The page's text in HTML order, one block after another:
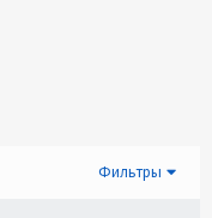
Фильтры